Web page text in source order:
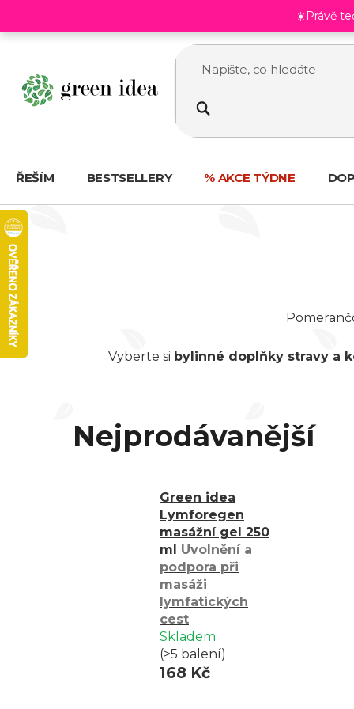
☀️Právě
ŘEŠÍM BESTSELLERY % AKCE TÝDNE
Vyberte si bylinné doplňky stravy a
Nejprodávanější
Green idea
Lymforegen
masážní gel 250
ml Uvolnění a
podpora při
masáži
lymfatických
cest
Skladem
(>5 balení)
168 Kč